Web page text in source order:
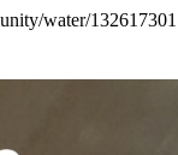
water/132617301